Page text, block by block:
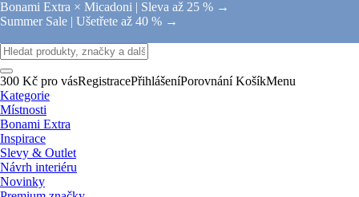
Bonami Extra × Micadoni | Sleva až 25 % →
Summer Sale | Ušetřete až 40 % →
300 Kč pro vásRegistracePřihlášeníPorovnání KošíkMenu
Kategorie
Místnosti
Bonami Extra
Inspirace
Slevy & Outlet
Návrh interiéru
Novinky